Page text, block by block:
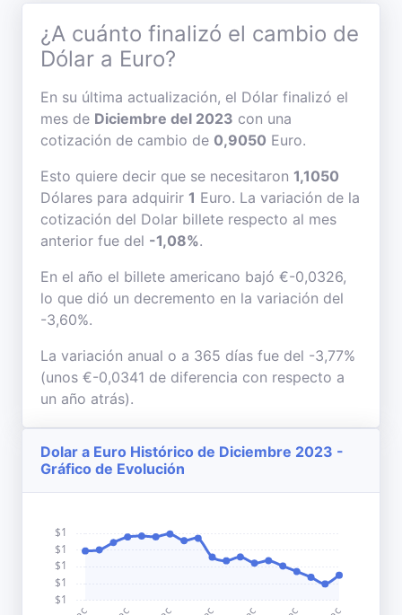
¿A cuánto finalizó el cambio de
Dólar a Euro?
En su última actualización, el Dólar finalizó el
mes de Diciembre del 2023 con una
cotización de cambio de 0,9050 Euro.
Esto quiere decir que se necesitaron 1,1050
Dólares para adquirir 1 Euro. La variación de la
cotización del Dolar billete respecto al mes
anterior fue del -1,08%.
En el año el billete americano bajó €-0,0326,
lo que dió un decremento en la variación del
-3,60%.
La variación anual o a 365 días fue del -3,77%
(unos €-0,0341 de diferencia con respecto a
un año atrás).
Dolar a Euro Histórico de Diciembre 2023 -
Gráfico de Evolución